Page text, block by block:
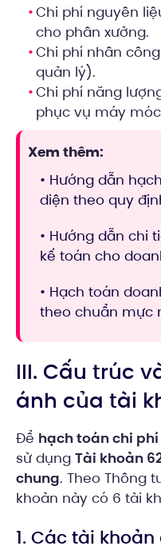
Chi phí nguyên
cho phân xưởng.
Chi phí nhân
quản lý).
Chi phí năng
phục vụ máy
Xem thêm:
• Hướng dẫn
diện theo quy
• Hướng dẫn chi
kế toán cho
• Hạch toán
theo chuẩn mực
III. Cấu trúc
ánh của tài
Để hạch toán chi
sử dụng Tài khoản
chung. Theo Thông
khoản này có 6 tài
1. Các tài